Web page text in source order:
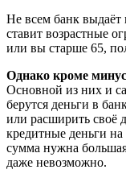
Не всем банк выдаёт
ставит возрастные
или вы старше 65,
Однако кроме
Основной из них и
берутся деньги в
или расширить своё
кредитные деньги
сумма нужна
даже невозможно.